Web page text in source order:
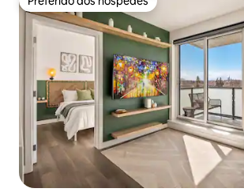
Preferido dos hóspedes